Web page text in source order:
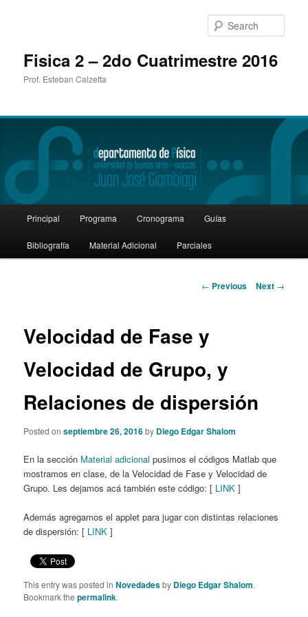
Fisica 2 – 2do Cuatrimestre 2016
Prof. Esteban Calzetta
Skip
to
Principal Programa Cronograma Guías
Bibliografía Material Adicional Parciales
Post
← Previous Next →
Velocidad de Fase y
Velocidad de Grupo, y
Relaciones de dispersión
Posted onseptiembre 26, 2016by Diego Edgar Shalom
En la sección Material adicional pusimos el códigos Matlab que
mostramos en clase, de la Velocidad de Fase y Velocidad de
Grupo. Les dejamos acá también este código: [ LINK ]
Además agregamos el applet para jugar con distintas relaciones
de dispersión: [ LINK ]
This entry was posted inNovedadesby Diego Edgar Shalom.
Bookmark thepermalink.